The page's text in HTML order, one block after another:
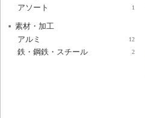
アソート 1
素材・加工
アルミ
12
鉄・鋼鉄・スチール 2